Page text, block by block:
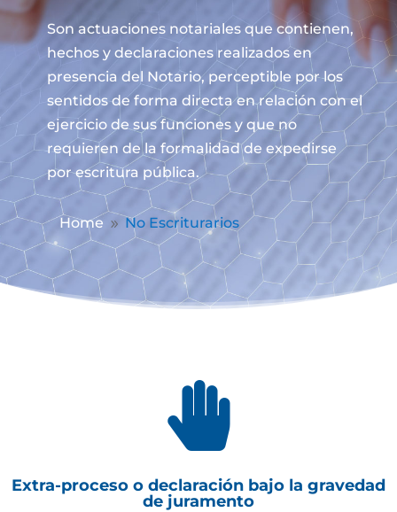
Son actuaciones notariales que contienen,
hechos y declaraciones realizados en
presencia del Notario, perceptible por los
sentidos de forma directa en relación con el
ejercicio de sus funciones y que no
requieren de la formalidad de expedirse
por escritura pública.
Home 9 No Escriturarios

Extra-proceso o declaración bajo la gravedad
de juramento